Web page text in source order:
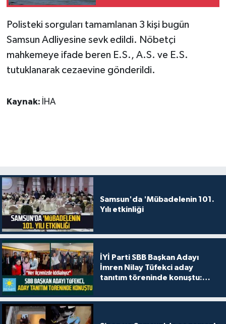
Polisteki sorguları tamamlanan 3 kişi bugün
Samsun Adliyesine sevk edildi. Nöbetçi
mahkemeye ifade beren E.S., A.S. ve E.S.
tutuklanarak cezaevine gönderildi.
Kaynak: İHA
Samsun'da 'Mübadelenin 101.
Yılı etkinliği
İYİ Parti SBB Başkan Adayı
İmren Nilay Tüfekci aday
tanıtım töreninde konuştu: